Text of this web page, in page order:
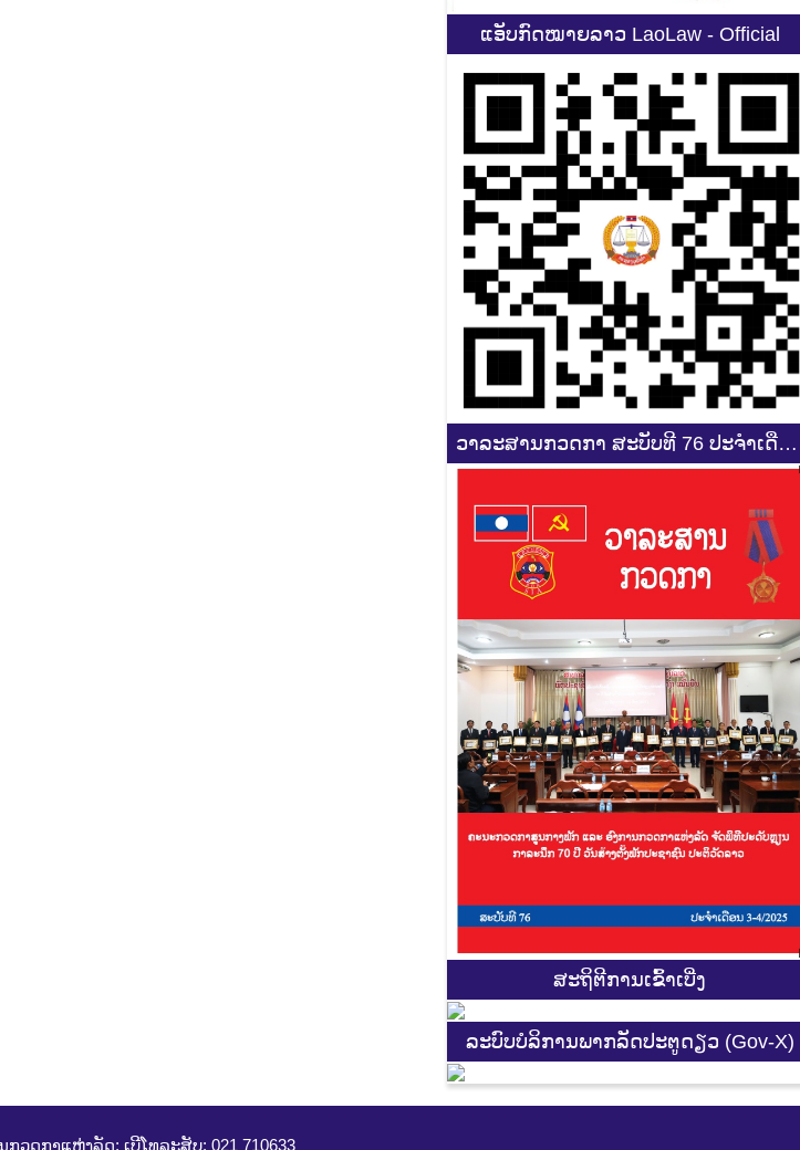
ແອັບກົດໝາຍລາວ LaoLaw - Official
ວາລະສານກວດກາ ສະບັບທີ 76 ປະຈຳເດືອ
3-4 2025
ສະ​ຖິ​ຕີການ​ເຂົ້າ​ເບີ່ງ
ລະບົບບໍລິການພາກລັດປະຕູດຽວ (Gov-X)
ວດກາແຫ່ງລັດ; ເບີໂທລະສັບ: 021 710633